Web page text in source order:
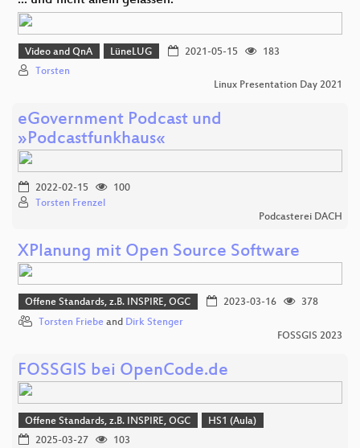
Video and QnA LüneLUG 2021-05-15
183
Torsten
Linux Presentation Day 2021
eGovernment Podcast und
»Podcastfunkhaus«
2022-02-15
100
Torsten Frenzel
Podcasterei DACH
XPlanung mit Open Source Software
Offene Standards, z.B. INSPIRE, OGC 2023-03-16
378
Torsten Friebe and Dirk Stenger
FOSSGIS 2023
FOSSGIS bei OpenCode.de
Offene Standards, z.B. INSPIRE, OGC
HS1 (Aula)
2025-03-27
103